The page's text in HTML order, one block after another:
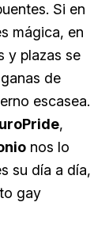
Si en
mágica, en
y plazas se
de
escasea.
,
nos lo
su día a día,
gay